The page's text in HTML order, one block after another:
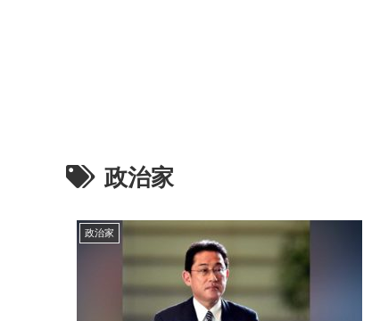
政治家
政治家